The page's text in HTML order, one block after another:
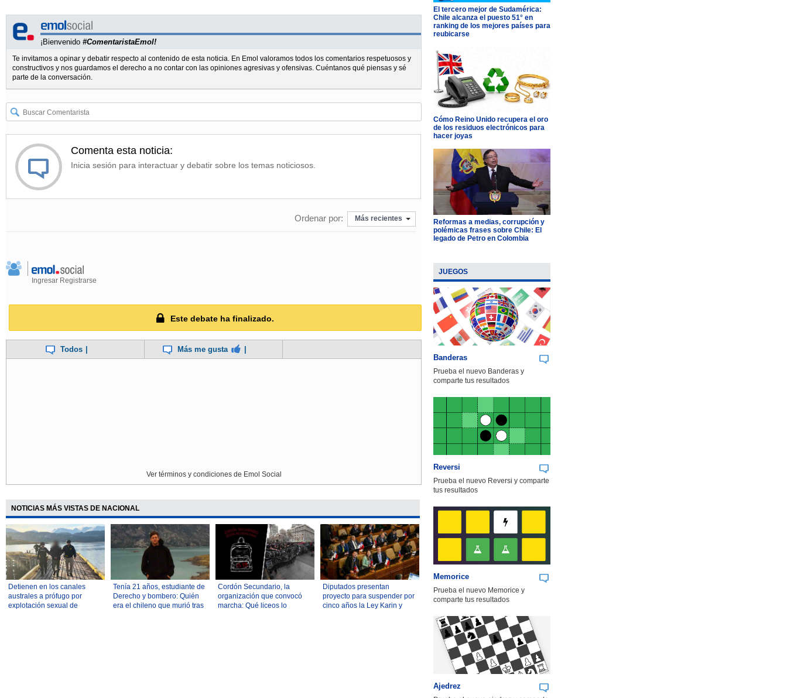
¡Bienvenido #ComentaristaEmol!
Te invitamos a opinar y debatir respecto al contenido de esta noticia. En Emol valoramos todos los comentarios respetuosos y
constructivos y nos guardamos el derecho a no contar con las opiniones agresivas y ofensivas. Cuéntanos qué piensas y sé
parte de la conversación.
Comenta esta noticia:
Inicia sesión para interactuar y debatir sobre los temas noticiosos.
Ordenar por: Más recientes
Ingresar Registrarse
Este debate ha finalizado.
Todos Más me gusta
Ver términos y condiciones de Emol Social
NOTICIAS MÁS VISTAS DE NACIONAL
Detienen en los canales
australes a prófugo por
explotación sexual de
Tenía 21 años, estudiante de
Derecho y bombero: Quién
era el chileno que murió tras
Cordón Secundario, la
organización que convocó
marcha: Qué liceos lo
Diputados presentan
proyecto para suspender por
cinco años la Ley Karin y
El tercero mejor de Sudamérica:
Chile alcanza el puesto 51° en
ranking de los mejores países para
reubicarse
Cómo Reino Unido recupera el oro
de los residuos electrónicos para
hacer joyas
Reformas a medias, corrupción y
polémicas frases sobre Chile: El
legado de Petro en Colombia
JUEGOS
Banderas
Prueba el nuevo Banderas y
comparte tus resultados
Reversi
Prueba el nuevo Reversi y comparte
tus resultados
Memorice
Prueba el nuevo Memorice y
comparte tus resultados
Ajedrez